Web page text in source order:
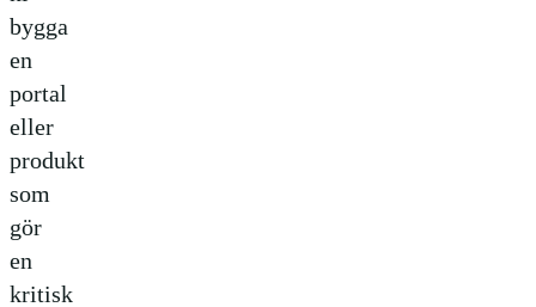
bygga
en
portal
eller
produkt
som
gör
en
kritisk